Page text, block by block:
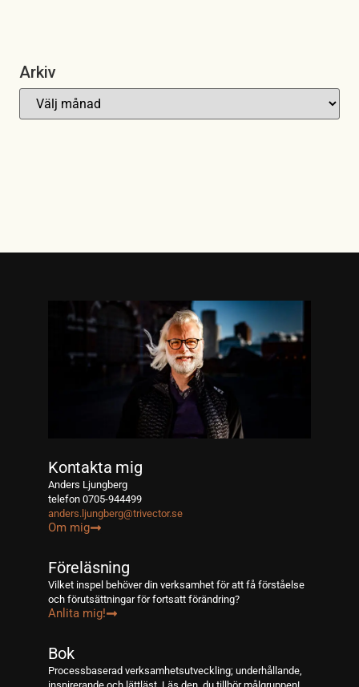
Arkiv
Kontakta mig
Anders Ljungberg
telefon 0705-944499
anders.ljungberg@trivector.se
Om mig
Föreläsning
Vilket inspel behöver din verksamhet för att få förståelse
och förutsättningar för fortsatt förändring?
Anlita mig!
Bok
Processbaserad verksamhetsutveckling; underhållande,